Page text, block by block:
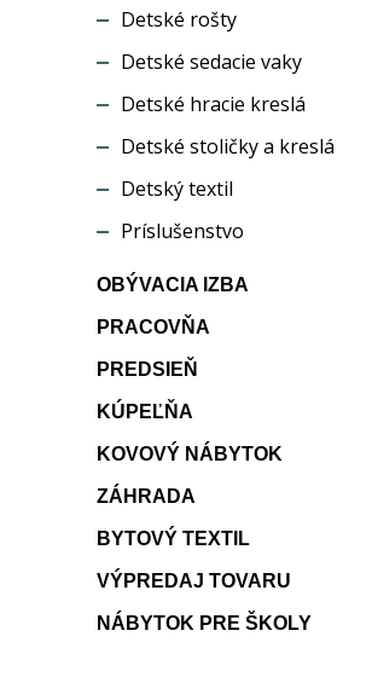
Detské rošty
Detské sedacie vaky
Detské hracie kreslá
Detské stoličky a kreslá
Detský textil
Príslušenstvo
OBÝVACIA IZBA
PRACOVŇA
PREDSIEŇ
KÚPEĽŇA
KOVOVÝ NÁBYTOK
ZÁHRADA
BYTOVÝ TEXTIL
VÝPREDAJ TOVARU
NÁBYTOK PRE ŠKOLY